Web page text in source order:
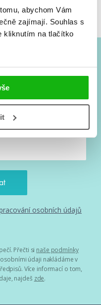
abychom Vám
zajímají. Souhlas s
kliknutím na tlačítko
rovnou do mailu!
soutěže, autoři, filmové
osobních údajů
Přečti si naše podmínky
osobními údaji nakládáme v
Více informací o tom,
najdeš zde.